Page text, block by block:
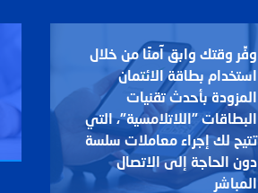
وفِّر وقتك وابق آمنًا من خلال
استخدام بطاقة الائتمان
المزودة بأحدث تقنيات
البطاقات "اللاتلامسية"، التي
تتيح لك إجراء معاملات سلسة
دون الحاجة إلى الاتصال
المباشر